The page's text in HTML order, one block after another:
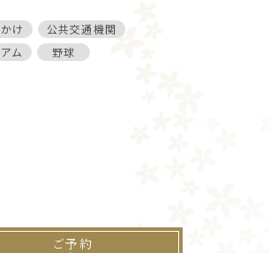
け
公共交通機関
ム
野球
ご予約